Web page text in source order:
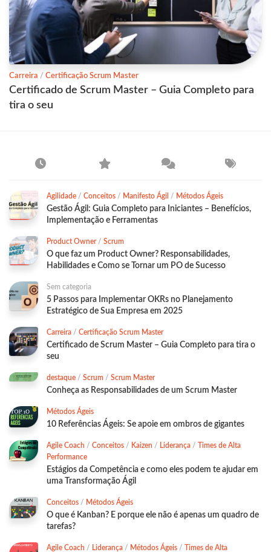
Carreira / Certificação Scrum Master
Certificado de Scrum Master – Guia Completo para
tira o seu
Agilidade / Conceitos / Manifesto Ágil / Métodos Ágeis
Gestão Ágil: Guia Completo para Iniciantes – Benefícios,
Implementação e Ferramentas
Product Owner/ Scrum
O que faz um Product Owner? Responsabilidades,
Habilidades e Como se Tornar um PO de Sucesso
Sem categoria
5 Passos para Implementar OKRs no Planejamento
Estratégico de Sua Empresa em 2025
Carreira / Certificação Scrum Master
Certificado de Scrum Master – Guia Completo para tira o
seu
destaque / Scrum / Scrum Master
Conheça as Responsabilidades de um Scrum Master
Métodos Ágeis
10 Referências Ágeis: Se apoie em ombros de gigantes
Agile Coach / Conceitos / Kaizen / Liderança / Times de Alta
Performance
Estágios da Competência e como eles podem te ajudar em
uma Transformação Ágil
Conceitos / Métodos Ágeis
O que é Kanban? E porque ele não é apenas um quadro de
tarefas?
Agile Coach / Liderança / Métodos Ágeis / Times de Alta